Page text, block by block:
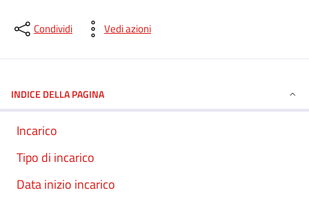
Condividi Vedi azioni
INDICE DELLA PAGINA
Incarico
Tipo di incarico
Data inizio incarico